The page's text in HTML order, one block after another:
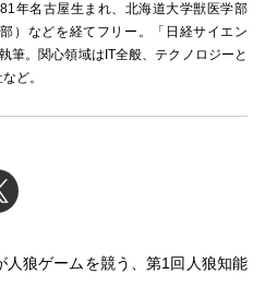
年名古屋生まれ、北海道大学獣医学部
）などを経てフリー。「日経サイエン
筆。関心領域はIT全般、テクノロジーと
ど。
狼ゲームを競う、第1回人狼知能